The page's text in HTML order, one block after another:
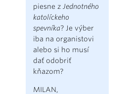
piesne z Jednotného
katolíckeho
spevníka? Je výber
iba na organistovi
alebo si ho musí
dať odobriť
kňazom?
MILAN,